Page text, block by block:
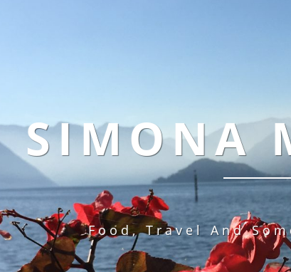
SIMONA
Food, Travel And